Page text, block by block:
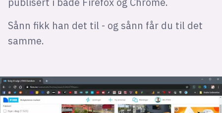
Sånn fikk han det til - og sånn får du til det
samme.